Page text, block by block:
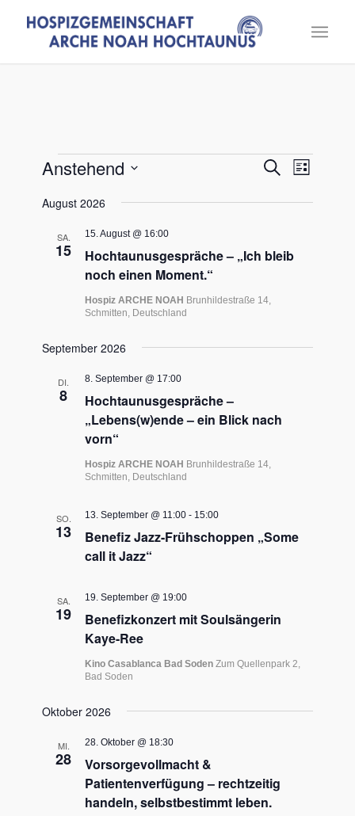
Veranstaltungen SucheListe
Anstehend
wählen.
August 2026
SA.
15
Hochtaunusgespräche – „Ich bleib
noch einen Moment.“
15. August @ 16:00
Hospiz ARCHE NOAH Brunhildestraße 14,
Schmitten, Deutschland
September 2026
DI.
8
Hochtaunusgespräche –
„Lebens(w)ende – ein Blick nach
vorn“
8. September @ 17:00
Hospiz ARCHE NOAH Brunhildestraße 14,
Schmitten, Deutschland
SO.
13
Benefiz Jazz-Frühschoppen „Some
call it Jazz“
13. September @ 11:00 - 15:00
SA.
19
Benefizkonzert mit Soulsängerin
Kaye-Ree
19. September @ 19:00
Kino Casablanca Bad SodenZum Quellenpark 2,
Bad Soden
Oktober 2026
MI.
28
Vorsorgevollmacht &
Patientenverfügung – rechtzeitig
handeln, selbstbestimmt leben.
28. Oktober @ 18:30